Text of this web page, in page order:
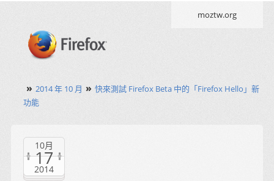
moztw.org
» 2014 年 10 月 » 快來測試 Firefox Beta 中的「Firefox Hello」新
功能
10月
17
2014